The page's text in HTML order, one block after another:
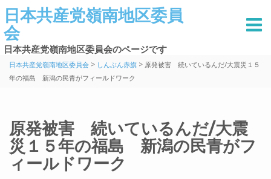
日本共産党嶺南地区委員
会
日本共産党嶺南地区委員会のページです
日本共産党嶺南地区委員会 > しんぶん赤旗 > 原発被害 続いているんだ/大震災１５
年の福島 新潟の民青がフィールドワーク
原発被害 続いているんだ/大震
災１５年の福島 新潟の民青がフ
ィールドワーク